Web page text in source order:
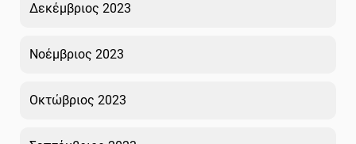
Δεκέμβριος 2023
Νοέμβριος 2023
Οκτώβριος 2023